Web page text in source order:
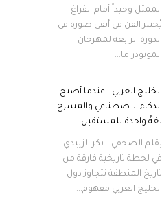
الممثل وحيداً أمام الفراغ
يُختبر الفن في أنقى صوره في
الدورة الرابعة لمهرجان
المونودراما...
الخليج العربي… عندما أصبح
الذكاء الاصطناعي والمسرح
لغةً واحدة للمستقبل
بقلم الصحفي – بكر الزبيدي
في لحظة تاريخية فارقة من
تاريخ المنطقة تتجاوز دول
الخليج العربي مفهوم...